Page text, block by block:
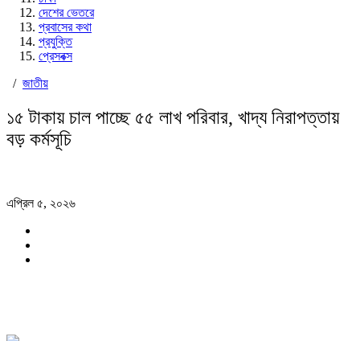
দেশের ভেতরে
প্রবাসের কথা
প্রযুক্তি
প্রেসবক্স
/ জাতীয়
১৫ টাকায় চাল পাচ্ছে ৫৫ লাখ পরিবার, খাদ্য নিরাপত্তায়
বড় কর্মসূচি
এপ্রিল ৫, ২০২৬